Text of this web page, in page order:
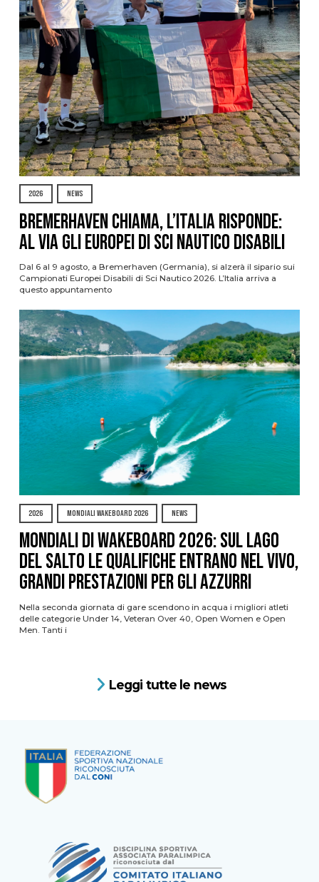
2026 NEWS
Bremerhaven chiama, l’Italia risponde:
al via gli Europei di Sci Nautico Disabili
Dal 6 al 9 agosto, a Bremerhaven (Germania), si alzerà il sipario sui
Campionati Europei Disabili di Sci Nautico 2026. L’Italia arriva a
questo appuntamento
2026 MONDIALI WAKEBOARD 2026 NEWS
Mondiali di Wakeboard 2026: sul Lago
del Salto le qualifiche entrano nel vivo,
grandi prestazioni per gli azzurri
Nella seconda giornata di gare scendono in acqua i migliori atleti
delle categorie Under 14, Veteran Over 40, Open Women e Open
Men. Tanti i
Leggi tutte le news